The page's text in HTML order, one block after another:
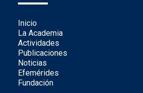
Inicio
La Academia
Actividades
Publicaciones
Noticias
Efemérides
Fundación